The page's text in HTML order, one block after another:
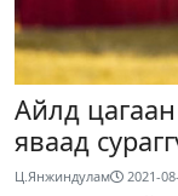
Айлд
яваад
Ц.Янжиндулам 2021-